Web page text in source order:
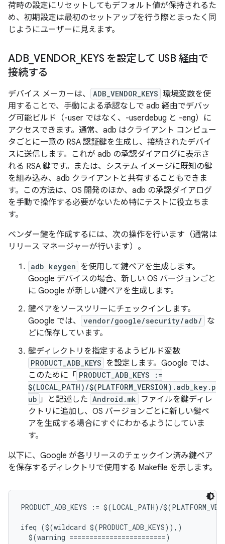
荷時の設定にリセットしてもデフォルト値が保持されるた
め、初期設定は最初のセットアップを行う際とまったく同
じようにユーザーに見えます。
ADB_ VENDOR_ KEYS を設定して USB 経由で
接続する
デバイス メーカーは、 ADB_VENDOR_KEYS 環境変数を使
用することで、手動による承認なしで adb 経由でデバッ
グ可能ビルド（-user ではなく、-userdebug と -eng）に
アクセスできます。通常、adb はクライアント コンピュー
タごとに一意の RSA 認証鍵を生成し、接続されたデバイ
スに送信します。これが adb の承認ダイアログに表示さ
れる RSA 鍵です。または、システム イメージに既知の鍵
を組み込み、adb クライアントと共有することもできま
す。この方法は、OS 開発のほか、adb の承認ダイアログ
を手動で操作する必要がないため特にテストに役立ちま
す。
ベンダー鍵を作成するには、次の操作を行います（通常は
リリース マネージャーが行います）。
adb keygen を使用して鍵ペアを生成します。
Google デバイスの場合、新しい OS バージョンごと
に Google が新しい鍵ペアを生成します。
鍵ペアをソースツリーにチェックインします。
Google では、
vendor/google/security/adb/
な
どに保存しています。
鍵ディレクトリを指定するようビルド変数
PRODUCT_ADB_KEYS を設定します。Google では、
このために「 PRODUCT_ADB_KEYS :=
$(LOCAL_PATH)/$(PLATFORM_VERSION).adb_key.p
ub 」と記述した Android.mk
ファイルを鍵ディレ
クトリに追加し、OS バージョンごとに新しい鍵ペ
アを生成する場合にすぐにわかるようにしていま
す。
以下に、Google が各リリースのチェックイン済み鍵ペア
を保存するディレクトリで使用する Makefile を示します。
PRODUCT_ADB_KEYS := $(LOCAL_PATH)/
ifeq ($(wildcard $(PRODUCT_ADB_KEYS)),)
  $(warning ========================)